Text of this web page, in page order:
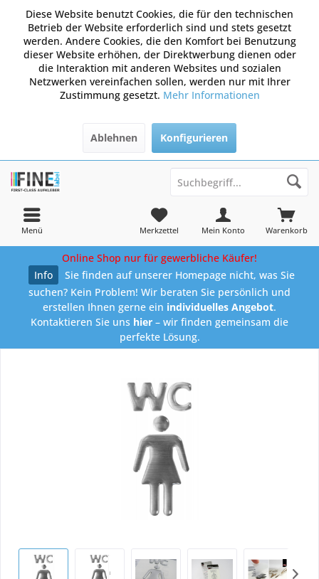
Diese Website benutzt Cookies, die für den technischen
Betrieb der Website erforderlich sind und stets gesetzt
werden. Andere Cookies, die den Komfort bei Benutzung
dieser Website erhöhen, der Direktwerbung dienen oder
die Interaktion mit anderen Websites und sozialen
Netzwerken vereinfachen sollen, werden nur mit Ihrer
Zustimmung gesetzt. Mehr Informationen
Ablehnen Konfigurieren
Warenkorb
Merkzettel Mein Konto
Menü
Online Shop nur für gewerbliche Käufer!
Info
Sie finden auf unserer Homepage nicht, was Sie
suchen? Kein Problem! Wir beraten Sie persönlich und
erstellen Ihnen gerne ein individuelles Angebot.
Kontaktieren Sie uns hier – wir finden gemeinsam die
perfekte Lösung.